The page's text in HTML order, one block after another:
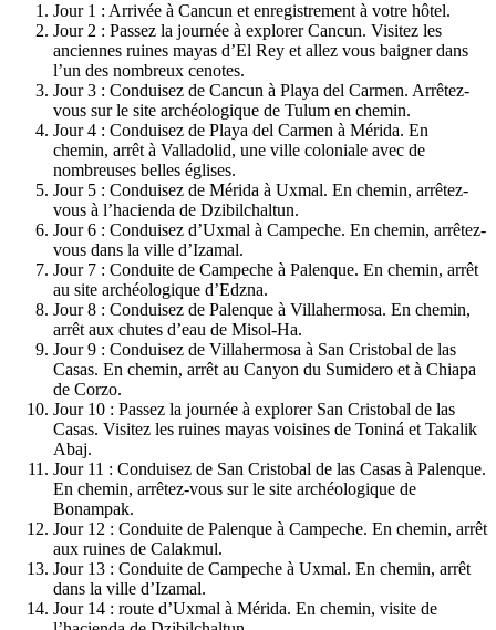
Jour 1 : Arrivée à Cancun et enregistrement à votre hôtel.
Jour 2 : Passez la journée à explorer Cancun. Visitez les
anciennes ruines mayas d’El Rey et allez vous baigner dans
l’un des nombreux cenotes.
Jour 3 : Conduisez de Cancun à Playa del Carmen. Arrêtez-
vous sur le site archéologique de Tulum en chemin.
Jour 4 : Conduisez de Playa del Carmen à Mérida. En
chemin, arrêt à Valladolid, une ville coloniale avec de
nombreuses belles églises.
Jour 5 : Conduisez de Mérida à Uxmal. En chemin, arrêtez-
vous à l’hacienda de Dzibilchaltun.
Jour 6 : Conduisez d’Uxmal à Campeche. En chemin, arrêtez-
vous dans la ville d’Izamal.
Jour 7 : Conduite de Campeche à Palenque. En chemin, arrêt
au site archéologique d’Edzna.
Jour 8 : Conduisez de Palenque à Villahermosa. En chemin,
arrêt aux chutes d’eau de Misol-Ha.
Jour 9 : Conduisez de Villahermosa à San Cristobal de las
Casas. En chemin, arrêt au Canyon du Sumidero et à Chiapa
de Corzo.
Jour 10 : Passez la journée à explorer San Cristobal de las
Casas. Visitez les ruines mayas voisines de Toniná et Takalik
Abaj.
Jour 11 : Conduisez de San Cristobal de las Casas à Palenque.
En chemin, arrêtez-vous sur le site archéologique de
Bonampak.
Jour 12 : Conduite de Palenque à Campeche. En chemin, arrêt
aux ruines de Calakmul.
Jour 13 : Conduite de Campeche à Uxmal. En chemin, arrêt
dans la ville d’Izamal.
Jour 14 : route d’Uxmal à Mérida. En chemin, visite de